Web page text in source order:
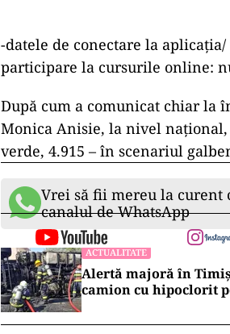
-datele de conectare la
participare la cursurile online:
După cum a comunicat chiar la
Monica Anisie, la nivel
verde, 4.915 – în scenariul
Vrei să fii mereu la curent
canalul de WhatsApp
ACTUALITATE
Alertă majoră în
camion cu hipoclorit